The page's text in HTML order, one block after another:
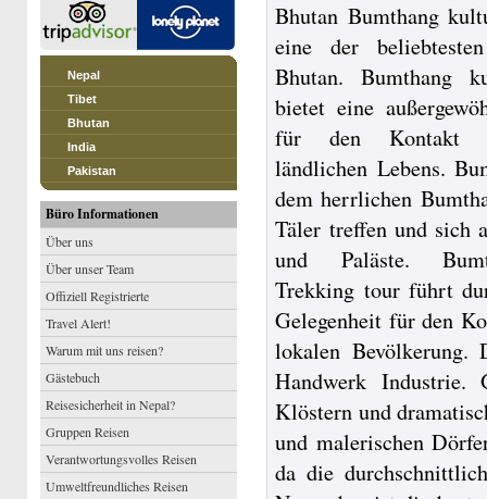
Bhutan Bumthang
eine der
Bhutan. Bumthang
bietet eine
für den Kontakt
ländlichen Lebens.
dem herrlichen
Täler treffen und sich
und Paläste.
Trekking tour führt
Gelegenheit für den
lokalen
Handwerk Industrie.
Klöstern und
und malerischen
da die
Nepal
Tibet
Bhutan
India
Pakistan
Büro Informationen
Über uns
Über unser Team
Offiziell Registrierte
Travel Alert!
Warum mit uns reisen?
Gästebuch
Reisesicherheit in Nepal?
Gruppen Reisen
Verantwortungsvolles Reisen
Umweltfreundliches Reisen